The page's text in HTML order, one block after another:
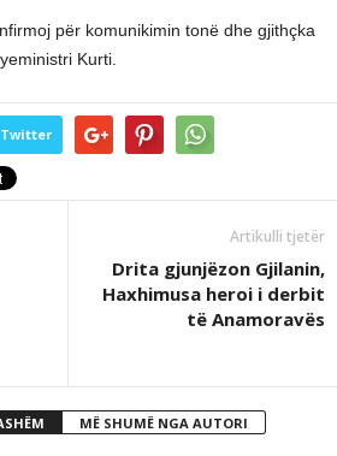
për komunikimin tonë dhe gjithçka
Kurti.
Twitter
Artikulli tjetër
Drita gjunjëzon Gjilanin,
Haxhimusa heroi i derbit
të Anamoravës
MË SHUMË NGA AUTORI